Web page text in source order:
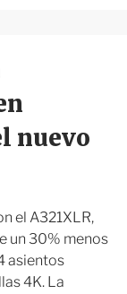
nuevo
el A321XLR,
un 30% menos
asientos
4K. La